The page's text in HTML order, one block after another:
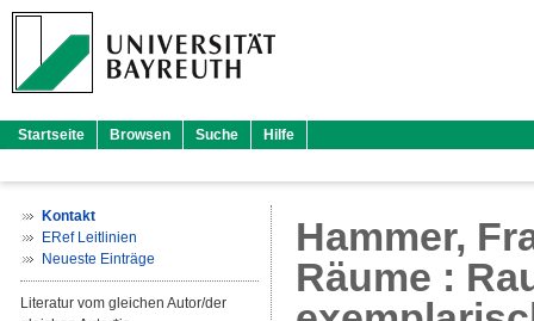
Startseite Browsen Suche Hilfe
Kontakt
ERef Leitlinien
Neueste Einträge
Literatur vom gleichen Autor/der
Hammer,
Räume :